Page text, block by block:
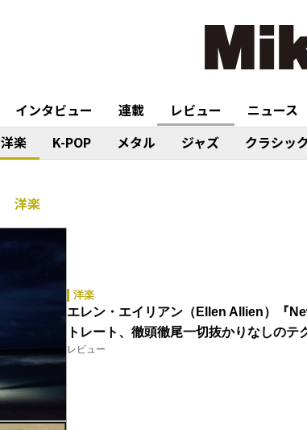
インタビュー 連載 レビュー ニュース
洋楽 K-POP メタル ジャズ クラシッ
洋楽
洋楽
エレン・エイリアン（Ellen Allien）『
トレート、徹頭徹尾一切抜かりなしのテ
レビュー